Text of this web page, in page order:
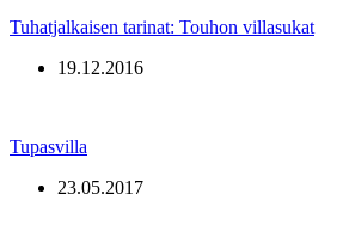
Tuhatjalkaisen tarinat: Touhon villasukat
19.12.2016
Tupasvilla
23.05.2017